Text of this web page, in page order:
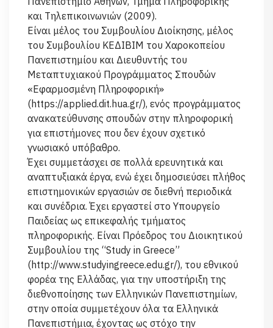
και Τηλεπικοινωνιών (2009).
Είναι μέλος του Συμβουλίου Διοίκησης, μέλος
του Συμβουλίου ΚΕΔΙΒΙΜ του Χαροκοπείου
Πανεπιστημίου και Διευθυντής του
Μεταπτυχιακού Προγράμματος Σπουδών
«Εφαρμοσμένη Πληροφορική»
(https://applied.dit.hua.gr/), ενός προγράμματος
ανακατεύθυνσης σπουδών στην πληροφορική
για επιστήμονες που δεν έχουν σχετικό
γνωσιακό υπόβαθρο.
Έχει συμμετάσχει σε πολλά ερευνητικά και
αναπτυξιακά έργα, ενώ έχει δημοσιεύσει πλήθος
επιστημονικών εργασιών σε διεθνή περιοδικά
και συνέδρια. Έχει εργαστεί στο Υπουργείο
Παιδείας ως επικεφαλής τμήματος
πληροφορικής. Είναι Πρόεδρος του Διοικητικού
Συμβουλίου της “Study in Greece”
(http://www.studyingreece.edu.gr/), του εθνικού
φορέα της Ελλάδας, για την υποστήριξη της
διεθνοποίησης των Ελληνικών Πανεπιστημίων,
στην οποία συμμετέχουν όλα τα Ελληνικά
Πανεπιστήμια, έχοντας ως στόχο την